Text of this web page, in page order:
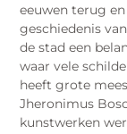
eeuwen terug
geschiedenis
de stad een
waar vele
heeft grote
Jheronimus
kunstwerken